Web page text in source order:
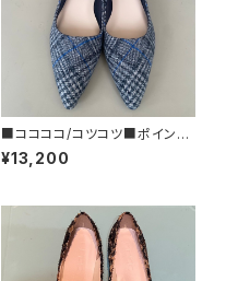
■ココココ/コツコツ■ポインテ
ッドトゥ・フラットシューズ/チェッ
ク■2025FW
¥13,200